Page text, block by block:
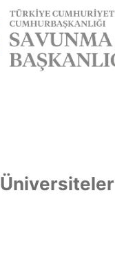
Üniversiteler